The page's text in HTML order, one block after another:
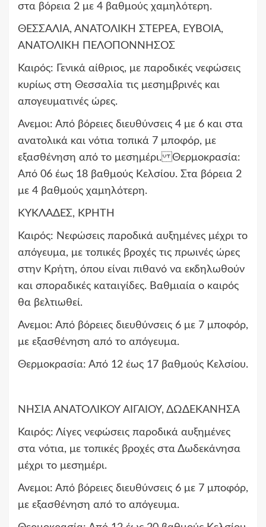
στα βόρεια 2 με 4 βαθμούς χαμηλότερη.
ΘΕΣΣΑΛΙΑ, ΑΝΑΤΟΛΙΚΗ ΣΤΕΡΕΑ, ΕΥΒΟΙΑ,
ΑΝΑΤΟΛΙΚΗ ΠΕΛΟΠΟΝΝΗΣΟΣ
Καιρός: Γενικά αίθριος, με παροδικές νεφώσεις
κυρίως στη Θεσσαλία τις μεσημβρινές και
απογευματινές ώρες.
Ανεμοι: Από βόρειες διευθύνσεις 4 με 6 και στα
ανατολικά και νότια τοπικά 7 μποφόρ, με
εξασθένηση από το μεσημέρι. Θερμοκρασία:
Από 06 έως 18 βαθμούς Κελσίου. Στα βόρεια 2
με 4 βαθμούς χαμηλότερη.
ΚΥΚΛΑΔΕΣ, ΚΡΗΤΗ
Καιρός: Νεφώσεις παροδικά αυξημένες μέχρι το
απόγευμα, με τοπικές βροχές τις πρωινές ώρες
στην Κρήτη, όπου είναι πιθανό να εκδηλωθούν
και σποραδικές καταιγίδες. Βαθμιαία ο καιρός
θα βελτιωθεί.
Ανεμοι: Από βόρειες διευθύνσεις 6 με 7 μποφόρ,
με εξασθένηση από το απόγευμα.
Θερμοκρασία: Από 12 έως 17 βαθμούς Κελσίου.
ΝΗΣΙΑ ΑΝΑΤΟΛΙΚΟΥ ΑΙΓΑΙΟΥ, ΔΩΔΕΚΑΝΗΣΑ
Καιρός: Λίγες νεφώσεις παροδικά αυξημένες
στα νότια, με τοπικές βροχές στα Δωδεκάνησα
μέχρι το μεσημέρι.
Ανεμοι: Από βόρειες διευθύνσεις 6 με 7 μποφόρ,
με εξασθένηση από το απόγευμα.